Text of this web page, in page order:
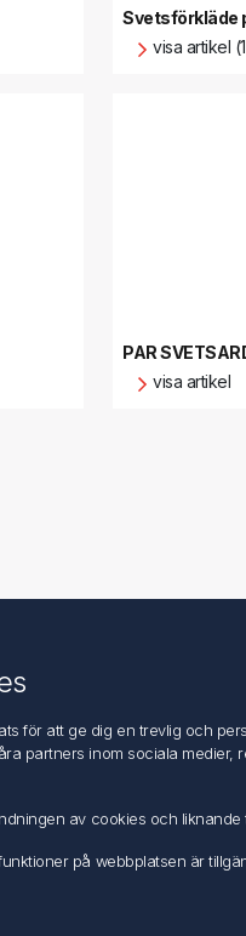
Svetsförkläde
visa artikel
PAR
visa artikel
för att ge dig en trevlig och
partners inom sociala
av cookies och
på webbplatsen är